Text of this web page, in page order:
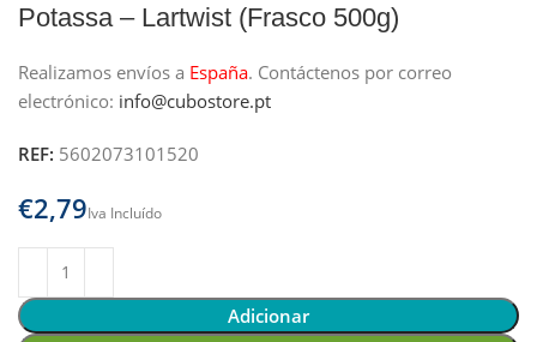
Potassa – Lartwist (Frasco 500g)
Realizamos envíos a España. Contáctenos por correo
electrónico: info@cubostore.pt
REF: 5602073101520
€
Adicionar